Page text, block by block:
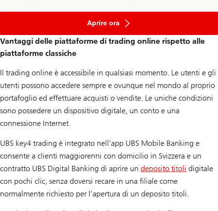
Aprire ora
investire
Vantaggi delle piattaforme di trading online rispetto alle
piattaforme classiche
Il trading online è accessibile in qualsiasi momento. Le utenti e gli
utenti possono accedere sempre e ovunque nel mondo al proprio
portafoglio ed effettuare acquisti o vendite. Le uniche condizioni
sono possedere un dispositivo digitale, un conto e una
connessione Internet.
UBS key4 trading è integrato nell’app UBS Mobile Banking e
consente a clienti maggiorenni con domicilio in Svizzera e un
contratto UBS Digital Banking di aprire un deposito titoli digitale
con pochi clic, senza doversi recare in una filiale come
normalmente richiesto per l’apertura di un deposito titoli.